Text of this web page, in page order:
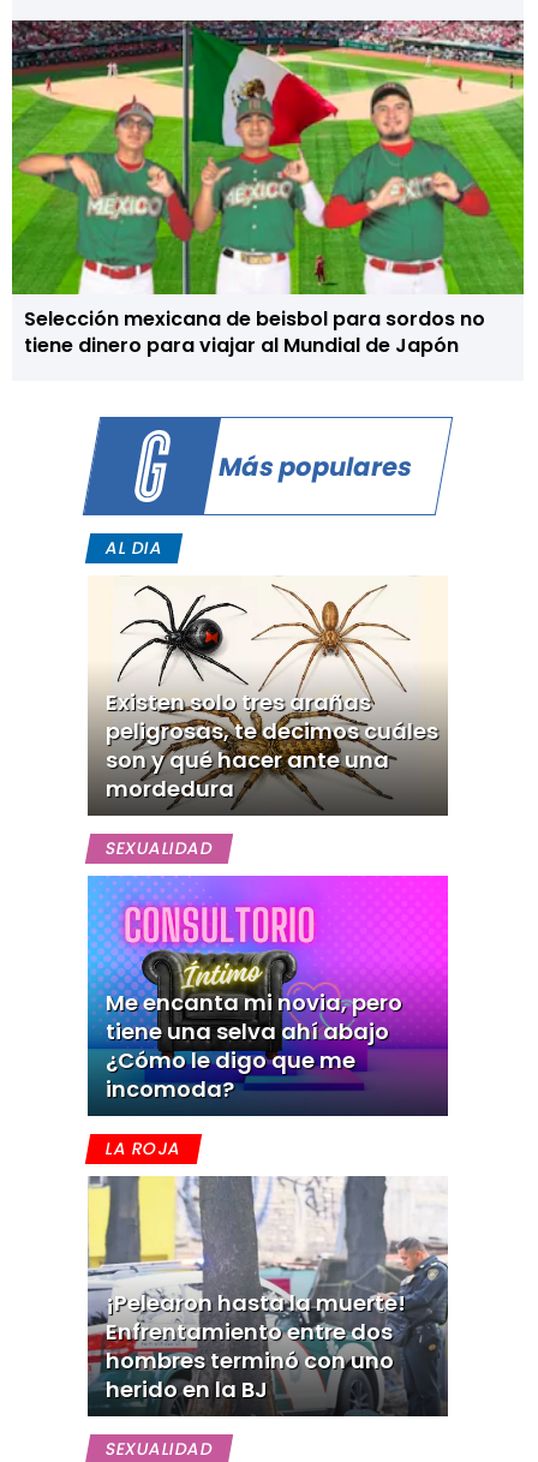
Selección mexicana de beisbol para sordos no
tiene dinero para viajar al Mundial de Japón
Más populares
AL DIA
Existen solo tres arañas
peligrosas, te decimos cuáles
son y qué hacer ante una
mordedura
SEXUALIDAD
Me encanta mi novia, pero
tiene una selva ahí abajo
¿Cómo le digo que me
incomoda?
LA ROJA
¡Pelearon hasta la muerte!
Enfrentamiento entre dos
hombres terminó con uno
herido en la BJ
SEXUALIDAD